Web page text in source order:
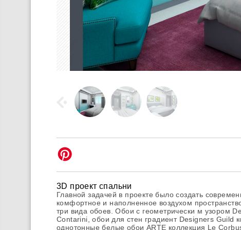
3D проект спальни
Главной задачей в проекте было создать
комфортное и наполненное воздухом
три вида обоев. Обои с геометрически м узором
Contarini, обои для стен градиент Designers Guild
однотонные белые обои ARTE коллекция Le